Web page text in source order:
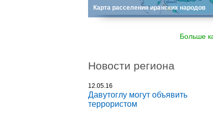
Карта расселения иранских народов
Больше
Новости региона
12.05.16
Давутоглу могут объявить
террористом